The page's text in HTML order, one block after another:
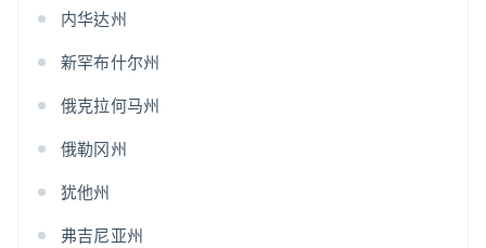
内华达州
新罕布什尔州
俄克拉何马州
俄勒冈州
犹他州
弗吉尼亚州